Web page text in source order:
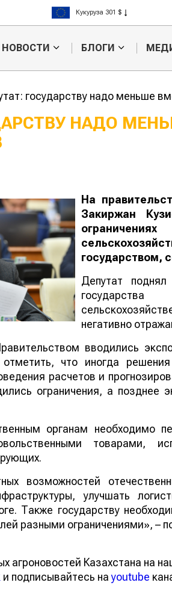
Рис 408 $
Пшеница 423 $
НОВОСТИ БЛОГИ
государству надо меньше
НАДО
На
Закиржан
государством,
Депутат поднял
негативно
вводились
отметить, что иногда
расчетов и
ограничения, а позднее
органам необходимо
товарами,
возможностей
улучшать
Также государству
разными ограничениями», –
агроновостей Казахстана на
и подписывайтесь наyoutube